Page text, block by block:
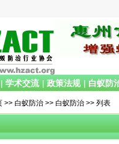
| 学术交流 | 政策法规 | 白蚁防
>> 白蚁防治 >> 白蚁防治 >> 列表